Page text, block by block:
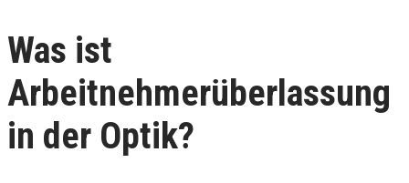
Was ist
Arbeitnehmerüberlassung
in der Optik?